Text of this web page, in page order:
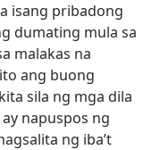
isang pribadong
dumating mula sa
malakas na
ang buong
sila ng mga dila
napuspos ng
ng iba’t